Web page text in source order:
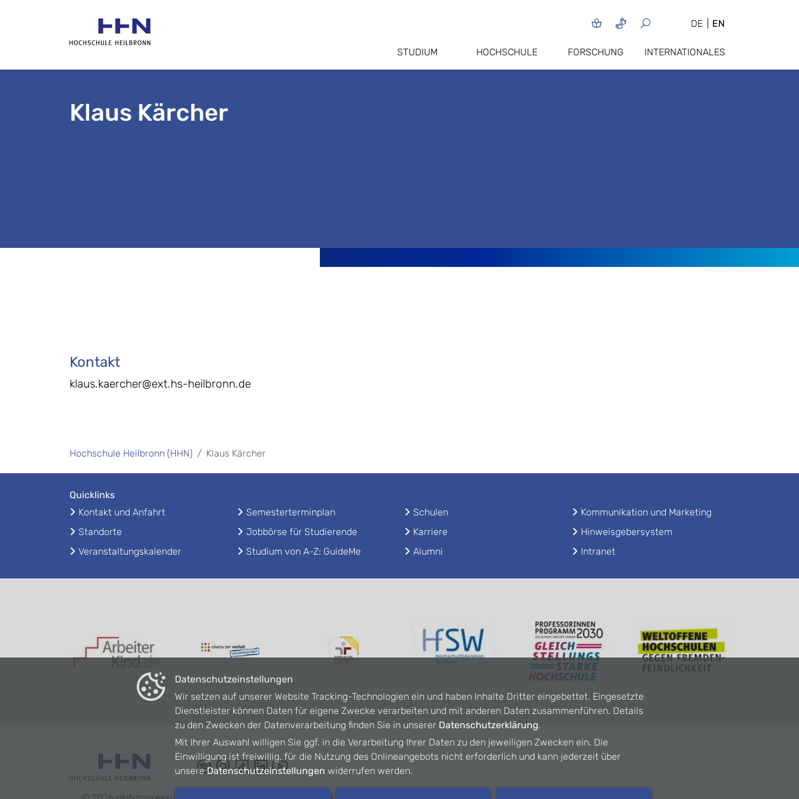
DE EN
STUDIUM HOCHSCHULE FORSCHUNG INTERNATIONALES
Klaus Kärcher
Kontakt
klaus.kaercher@ext.hs-heilbronn.de
Hochschule Heilbronn (HHN) Klaus Kärcher
Quicklinks
Kontakt und Anfahrt
Standorte
Veranstaltungskalender
Semesterterminplan
Jobbörse für Studierende
Studium von A-Z: GuideMe
Schulen
Karriere
Alumni
Kommunikation und Marketing
Hinweisgebersystem
Intranet
Datenschutzeinstellungen
Wir setzen auf unserer Website Tracking-Technologien ein und haben Inhalte Dritter eingebettet. Eingesetzte
Dienstleister können Daten für eigene Zwecke verarbeiten und mit anderen Daten zusammenführen. Details
zu den Zwecken der Datenverarbeitung finden Sie in unserer Datenschutzerklärung.
Mit Ihrer Auswahl willigen Sie ggf. in die Verarbeitung Ihrer Daten zu den jeweiligen Zwecken ein. Die
Einwilligung ist freiwillig, für die Nutzung des Onlineangebots nicht erforderlich und kann jederzeit über
unsereDatenschutzeinstellungen widerrufen werden.